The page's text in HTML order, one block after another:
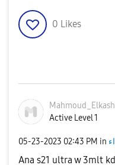
0 Likes
Active Level 1
‎05-23-2023 02:43 PM in
Ana s21 ultra w 3mlt